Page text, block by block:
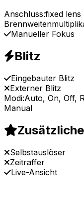
Anschluss:fixed lens
Manueller Fokus
Blitz
Eingebauter Blitz
Externer Blitz
Modi:Auto, On, Off,
Manual
Selbstauslöser
Zeitraffer
Live-Ansicht